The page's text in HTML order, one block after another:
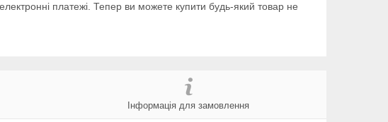
платежі. Тепер ви можете купити будь-який товар не
Інформація для замовлення